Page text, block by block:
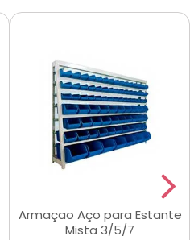
Armaçao Aço para Estante
Mista 3/5/7